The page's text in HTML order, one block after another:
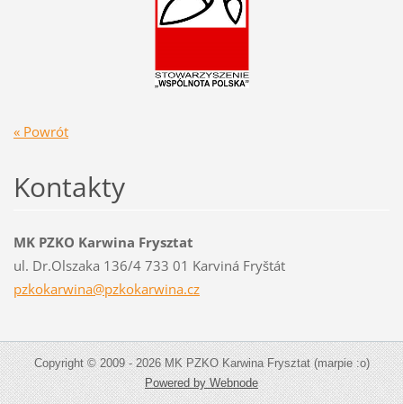
« Powrót
Kontakty
MK PZKO Karwina Frysztat
ul. Dr.Olszaka 136/4 733 01 Karviná Fryštát
pzkokarwina@pzkokarwina.cz
Copyright © 2009 - 2026 MK PZKO Karwina Frysztat (marpie :o)
Powered by Webnode